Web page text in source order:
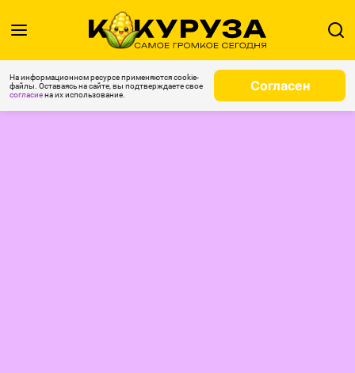
На информационном ресурсе применяются cookie-
файлы. Оставаясь на сайте, вы подтверждаете свое
согласиена их использование.
Согласен